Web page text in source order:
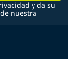
y da su
nuestra